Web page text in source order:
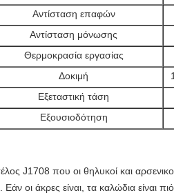
Αντίσταση επαφών
Αντίσταση μόνωσης
Θερμοκρασία εργασίας
Δοκιμή
Εξεταστική τάση
Εξουσιοδότηση
J1708 που οι θηλυκοί και
Εάν οι άκρες είναι, τα καλώδια είναι